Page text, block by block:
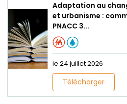
Adaptation au
et urbanisme :
PNACC 3...
le 24 juillet 2026
Télécharger